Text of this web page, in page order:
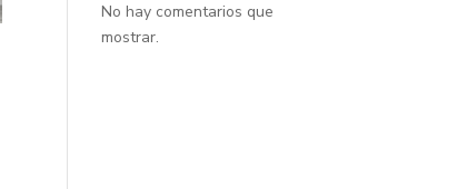
No hay comentarios que
mostrar.